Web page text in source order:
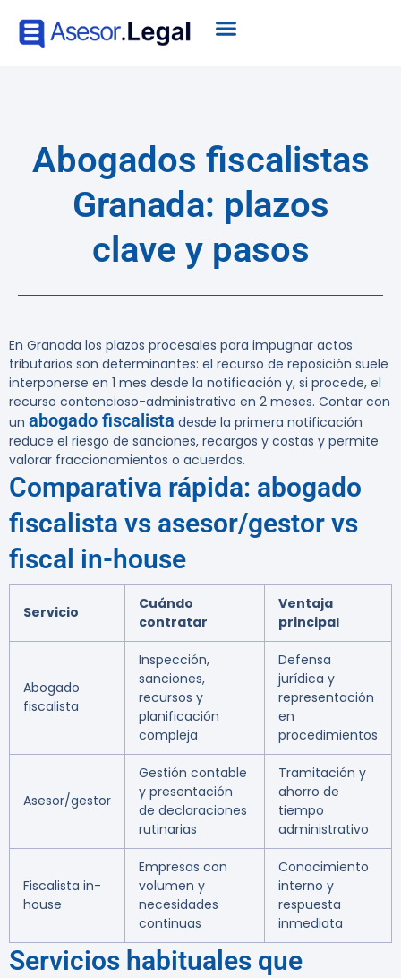
Abogados fiscalistas
Granada: plazos
clave y pasos
En Granada los plazos procesales para impugnar actos
tributarios son determinantes: el recurso de reposición suele
interponerse en 1 mes desde la notificación y, si procede, el
recurso contencioso-administrativo en 2 meses. Contar con
un abogado fiscalista desde la primera notificación
reduce el riesgo de sanciones, recargos y costas y permite
valorar fraccionamientos o acuerdos.
Comparativa rápida: abogado
fiscalista vs asesor/gestor vs
fiscal in-house
Servicio
Cuándo
contratar
Ventaja
principal
Abogado
fiscalista
Inspección,
sanciones,
recursos y
planificación
compleja
Defensa
jurídica y
representación
en
procedimientos
Asesor/gestor
Gestión contable
y presentación
de declaraciones
rutinarias
Tramitación y
ahorro de
tiempo
administrativo
Fiscalista in-
house
Empresas con
volumen y
necesidades
continuas
Conocimiento
interno y
respuesta
inmediata
Servicios habituales que